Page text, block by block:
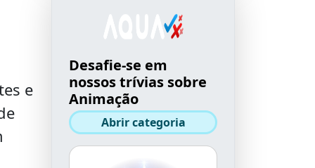
e
Desafie-se em
nossos trívias sobre
Animação
Abrir categoria